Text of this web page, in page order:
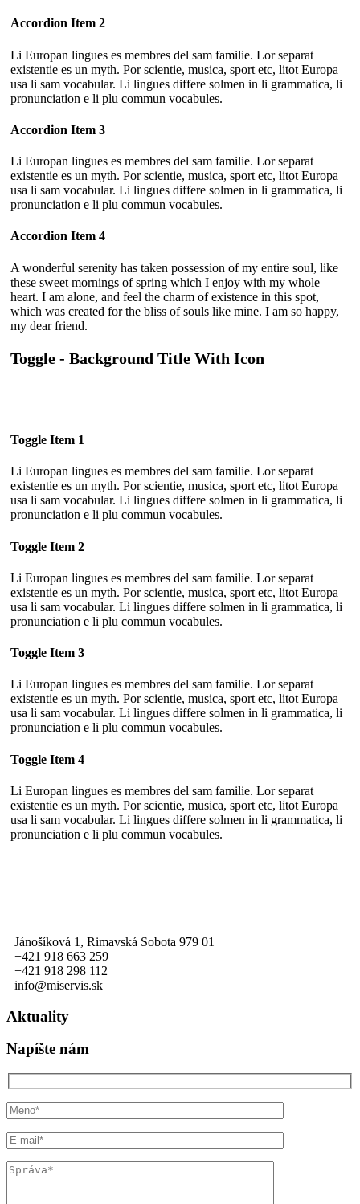
Accordion Item 2
Li Europan lingues es membres del sam familie. Lor separat
existentie es un myth. Por scientie, musica, sport etc, litot Europa
usa li sam vocabular. Li lingues differe solmen in li grammatica, li
pronunciation e li plu commun vocabules.
Accordion Item 3
Li Europan lingues es membres del sam familie. Lor separat
existentie es un myth. Por scientie, musica, sport etc, litot Europa
usa li sam vocabular. Li lingues differe solmen in li grammatica, li
pronunciation e li plu commun vocabules.
Accordion Item 4
A wonderful serenity has taken possession of my entire soul, like
these sweet mornings of spring which I enjoy with my whole
heart. I am alone, and feel the charm of existence in this spot,
which was created for the bliss of souls like mine. I am so happy,
my dear friend.
Toggle - Background Title With Icon
Toggle Item 1
Li Europan lingues es membres del sam familie. Lor separat
existentie es un myth. Por scientie, musica, sport etc, litot Europa
usa li sam vocabular. Li lingues differe solmen in li grammatica, li
pronunciation e li plu commun vocabules.
Toggle Item 2
Li Europan lingues es membres del sam familie. Lor separat
existentie es un myth. Por scientie, musica, sport etc, litot Europa
usa li sam vocabular. Li lingues differe solmen in li grammatica, li
pronunciation e li plu commun vocabules.
Toggle Item 3
Li Europan lingues es membres del sam familie. Lor separat
existentie es un myth. Por scientie, musica, sport etc, litot Europa
usa li sam vocabular. Li lingues differe solmen in li grammatica, li
pronunciation e li plu commun vocabules.
Toggle Item 4
Li Europan lingues es membres del sam familie. Lor separat
existentie es un myth. Por scientie, musica, sport etc, litot Europa
usa li sam vocabular. Li lingues differe solmen in li grammatica, li
pronunciation e li plu commun vocabules.
Jánošíková 1, Rimavská Sobota 979 01
+421 918 663 259
+421 918 298 112
info@miservis.sk
Aktuality
Napíšte nám